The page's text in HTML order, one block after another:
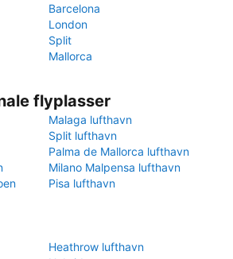
Barcelona
London
Split
Mallorca
flyplasser
Malaga lufthavn
Split lufthavn
Palma de Mallorca lufthavn
Milano Malpensa lufthavn
Pisa lufthavn
Heathrow lufthavn